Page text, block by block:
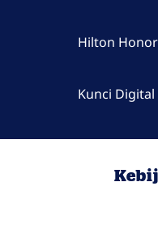
Hilton
Kunci Digital